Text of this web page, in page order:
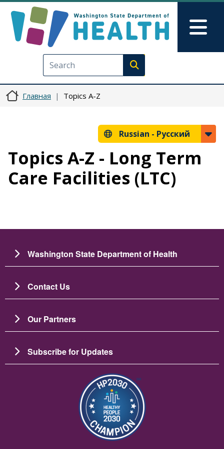
Execute search
Главная Topics A-Z
Russian - Русский
Topics A-Z - Long Term
Care Facilities (LTC)
Washington State Department of Health
Contact Us
Our Partners
Subscribe for Updates
Изображение